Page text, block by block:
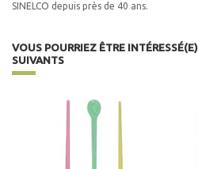
SINELCO depuis près de 40 ans.
VOUS POURRIEZ ÊTRE
SUIVANTS